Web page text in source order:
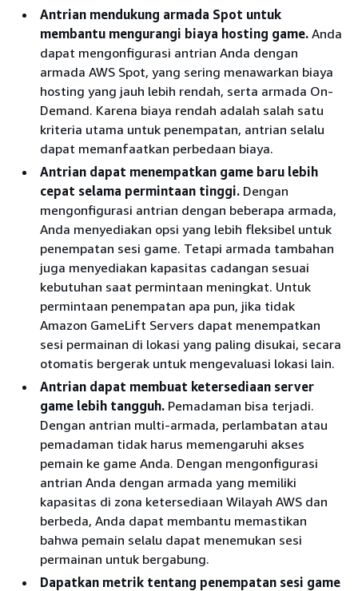
Antrian mendukung armada Spot untuk
membantu mengurangi biaya hosting game. Anda
dapat mengonfigurasi antrian Anda dengan
armada AWS Spot, yang sering menawarkan biaya
hosting yang jauh lebih rendah, serta armada On-
Demand. Karena biaya rendah adalah salah satu
kriteria utama untuk penempatan, antrian selalu
dapat memanfaatkan perbedaan biaya.
Antrian dapat menempatkan game baru lebih
cepat selama permintaan tinggi. Dengan
mengonfigurasi antrian dengan beberapa armada,
Anda menyediakan opsi yang lebih fleksibel untuk
penempatan sesi game. Tetapi armada tambahan
juga menyediakan kapasitas cadangan sesuai
kebutuhan saat permintaan meningkat. Untuk
permintaan penempatan apa pun, jika tidak
Amazon GameLift Servers dapat menempatkan
sesi permainan di lokasi yang paling disukai, secara
otomatis bergerak untuk mengevaluasi lokasi lain.
Antrian dapat membuat ketersediaan server
game lebih tangguh. Pemadaman bisa terjadi.
Dengan antrian multi-armada, perlambatan atau
pemadaman tidak harus memengaruhi akses
pemain ke game Anda. Dengan mengonfigurasi
antrian Anda dengan armada yang memiliki
kapasitas di zona ketersediaan Wilayah AWS dan
berbeda, Anda dapat membantu memastikan
bahwa pemain selalu dapat menemukan sesi
permainan untuk bergabung.
Dapatkan metrik tentang penempatan sesi game